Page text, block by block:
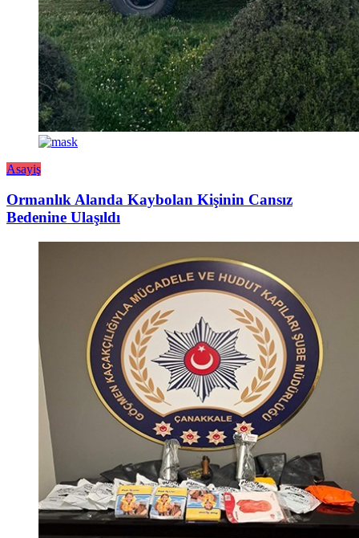
Asayiş
Ormanlık Alanda Kaybolan Kişinin Cansız
Bedenine Ulaşıldı